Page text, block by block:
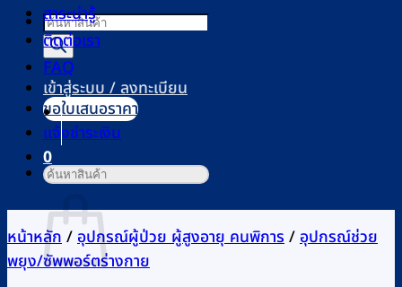
Products
search
เข้าสู่ระบบ / ลงทะเบียน
0
ตะกร้าสินค้า
สาระน่ารู้
ติดต่อเรา
FAQ
ขอใบเสนอราคา
แจ้งชำระเงิน
ค้นหา:
หน้าหลัก/อุปกรณ์ผู้ป่วย ผู้สูงอายุ คนพิการ/อุปกรณ์ช่วย
พยุง/ซัพพอร์ตร่างกาย